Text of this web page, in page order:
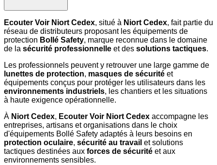
Ecouter Voir Niort Cedex, situé à Niort Cedex, fait partie du
réseau de distributeurs proposant les équipements de
protection Bollé Safety, marque reconnue dans le domaine
de la sécurité professionnelle et des solutions tactiques.
Les professionnels peuvent y retrouver une large gamme de
lunettes de protection, masques de sécurité et
équipements conçus pour protéger les utilisateurs dans les
environnements industriels, les chantiers et les situations
à haute exigence opérationnelle.
À Niort Cedex, Ecouter Voir Niort Cedex accompagne les
entreprises, artisans et organisations dans le choix
d'équipements Bollé Safety adaptés à leurs besoins en
protection oculaire, sécurité au travail et solutions
tactiques destinées aux forces de sécurité et aux
environnements sensibles.